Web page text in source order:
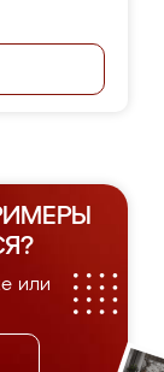
или